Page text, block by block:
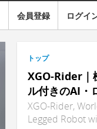
会員登録 ログイ
トップ
XGO-Rider｜
ル付きのAI・
XGO-Rider,
Legged Robot